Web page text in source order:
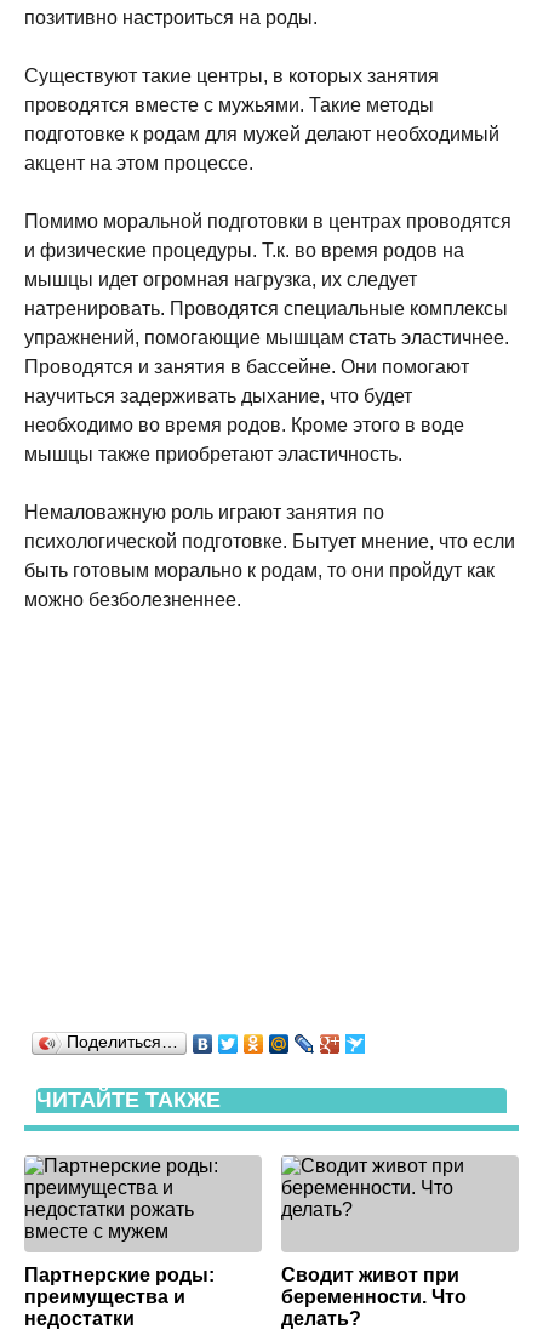
позитивно настроиться на роды.
Существуют такие центры, в которых занятия
проводятся вместе с мужьями. Такие методы
подготовке к родам для мужей делают необходимый
акцент на этом процессе.
Помимо моральной подготовки в центрах проводятся
и физические процедуры. Т.к. во время родов на
мышцы идет огромная нагрузка, их следует
натренировать. Проводятся специальные комплексы
упражнений, помогающие мышцам стать эластичнее.
Проводятся и занятия в бассейне. Они помогают
научиться задерживать дыхание, что будет
необходимо во время родов. Кроме этого в воде
мышцы также приобретают эластичность.
Немаловажную роль играют занятия по
психологической подготовке. Бытует мнение, что если
быть готовым морально к родам, то они пройдут как
можно безболезненнее.
Поделиться…
ЧИТАЙТЕ ТАКЖЕ
Партнерские роды:
преимущества и
недостатки
Cводит живот при
беременности. Что
делать?